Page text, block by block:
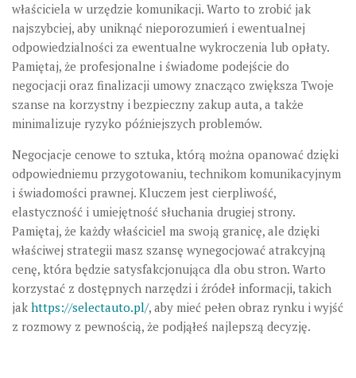
właściciela w urzędzie komunikacji. Warto to zrobić jak
najszybciej, aby uniknąć nieporozumień i ewentualnej
odpowiedzialności za ewentualne wykroczenia lub opłaty.
Pamiętaj, że profesjonalne i świadome podejście do
negocjacji oraz finalizacji umowy znacząco zwiększa Twoje
szanse na korzystny i bezpieczny zakup auta, a także
minimalizuje ryzyko późniejszych problemów.
Negocjacje cenowe to sztuka, którą można opanować dzięki
odpowiedniemu przygotowaniu, technikom komunikacyjnym
i świadomości prawnej. Kluczem jest cierpliwość,
elastyczność i umiejętność słuchania drugiej strony.
Pamiętaj, że każdy właściciel ma swoją granicę, ale dzięki
właściwej strategii masz szansę wynegocjować atrakcyjną
cenę, która będzie satysfakcjonująca dla obu stron. Warto
korzystać z dostępnych narzędzi i źródeł informacji, takich
jak https://selectauto.pl/, aby mieć pełen obraz rynku i wyjść
z rozmowy z pewnością, że podjąłeś najlepszą decyzję.